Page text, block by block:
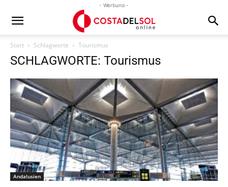
- Werbung -
Start Schlagworte Tourismus
SCHLAGWORTE: Tourismus
Andalusien